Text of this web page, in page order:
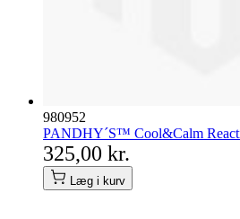
980952
PANDHY´S™ Cool&Calm
325,00 kr.
Læg i kurv